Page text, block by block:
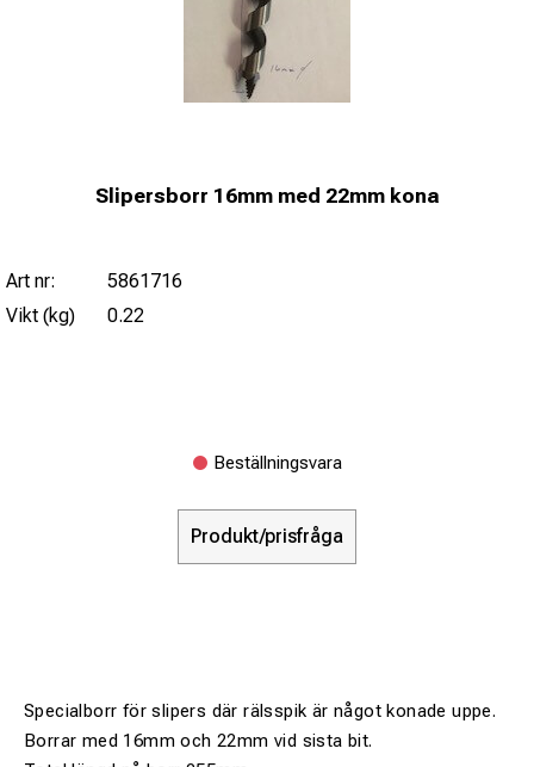
Slipersborr 16mm med 22mm kona
Art nr:
5861716
Vikt (kg)
0.22
Beställningsvara
Produkt/prisfråga
Specialborr för slipers där rälsspik är något konade uppe.
Borrar med 16mm och 22mm vid sista bit.